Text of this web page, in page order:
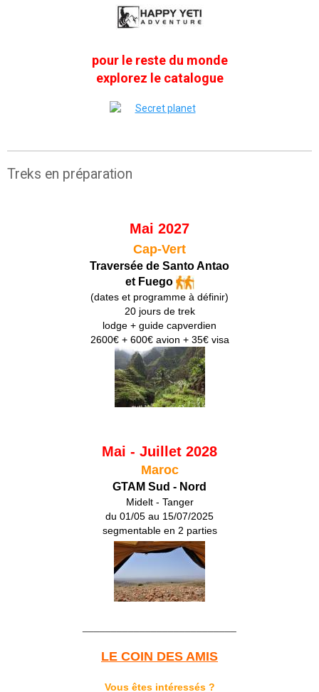
pour le reste du monde
explorez le catalogue
Treks en préparation
Mai 2027
Cap-Vert
Traversée de Santo Antao
et Fuego
(dates et programme à définir)
20 jours de trek
lodge + guide capverdien
2600€ + 600€ avion + 35€ visa
Mai - Juillet 2028
Maroc
GTAM Sud - Nord
Midelt - Tanger
du 01/05 au 15/07/2025
segmentable en 2 parties
LE COIN DES AMIS
Vous êtes intéressés ?